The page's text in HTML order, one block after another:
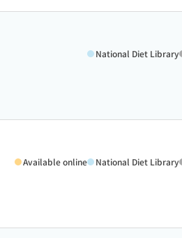
National Diet Library
Available online National Diet Library